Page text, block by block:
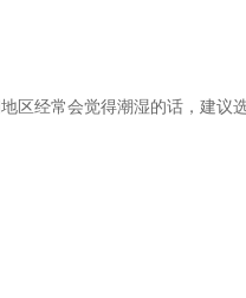
经常会觉得潮湿的话，建议